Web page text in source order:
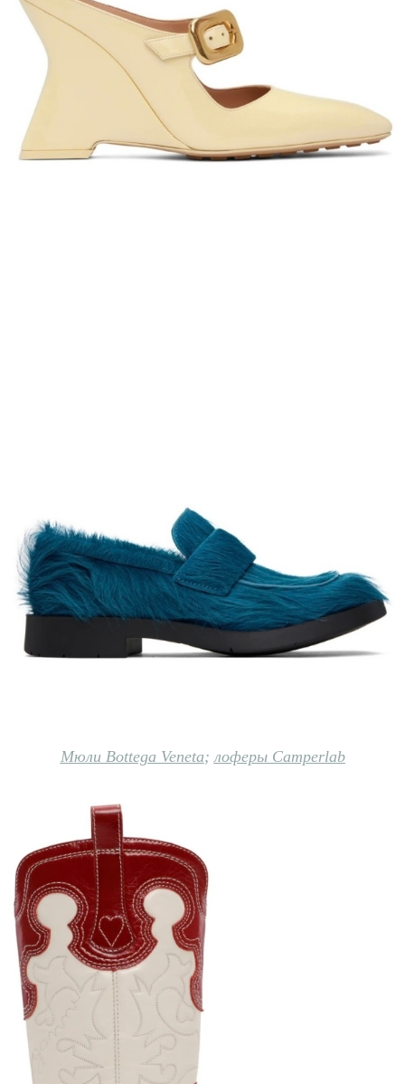
Мюли Bottega Veneta;лоферы Camperlab